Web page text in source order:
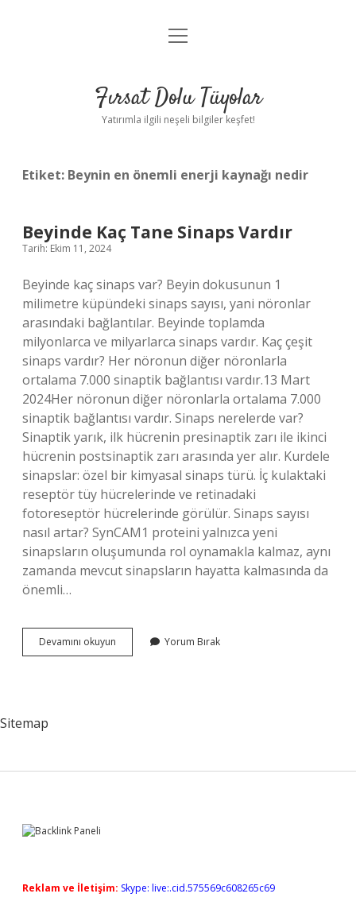
Gizlilik Politikası
Yasal Uyarı
menüyü
Fırsat Dolu Tüyolar
Yatırımla ilgili neşeli bilgiler keşfet!
Etiket: Beynin en önemli enerji kaynağı nedir
Beyinde Kaç Tane Sinaps Vardır
Tarih: Ekim 11, 2024
Beyinde kaç sinaps var? Beyin dokusunun 1
milimetre küpündeki sinaps sayısı, yani nöronlar
arasındaki bağlantılar. Beyinde toplamda
milyonlarca ve milyarlarca sinaps vardır. Kaç çeşit
sinaps vardır? Her nöronun diğer nöronlarla
ortalama 7.000 sinaptik bağlantısı vardır.13 Mart
2024Her nöronun diğer nöronlarla ortalama 7.000
sinaptik bağlantısı vardır. Sinaps nerelerde var?
Sinaptik yarık, ilk hücrenin presinaptik zarı ile ikinci
hücrenin postsinaptik zarı arasında yer alır. Kurdele
sinapslar: özel bir kimyasal sinaps türü. İç kulaktaki
reseptör tüy hücrelerinde ve retinadaki
fotoreseptör hücrelerinde görülür. Sinaps sayısı
nasıl artar? SynCAM1 proteini yalnızca yeni
sinapsların oluşumunda rol oynamakla kalmaz, aynı
zamanda mevcut sinapsların hayatta kalmasında da
önemli…
Devamını okuyun Beyinde
Kaç
Yorum Bırak
Sitemap
Sidebar
Reklam ve İletişim: Skype: live:.cid.575569c608265c69